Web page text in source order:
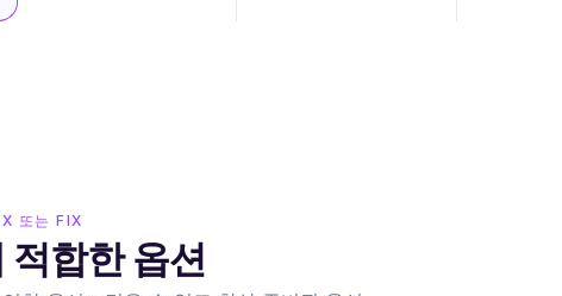
또는 FIX
적합한 옵션